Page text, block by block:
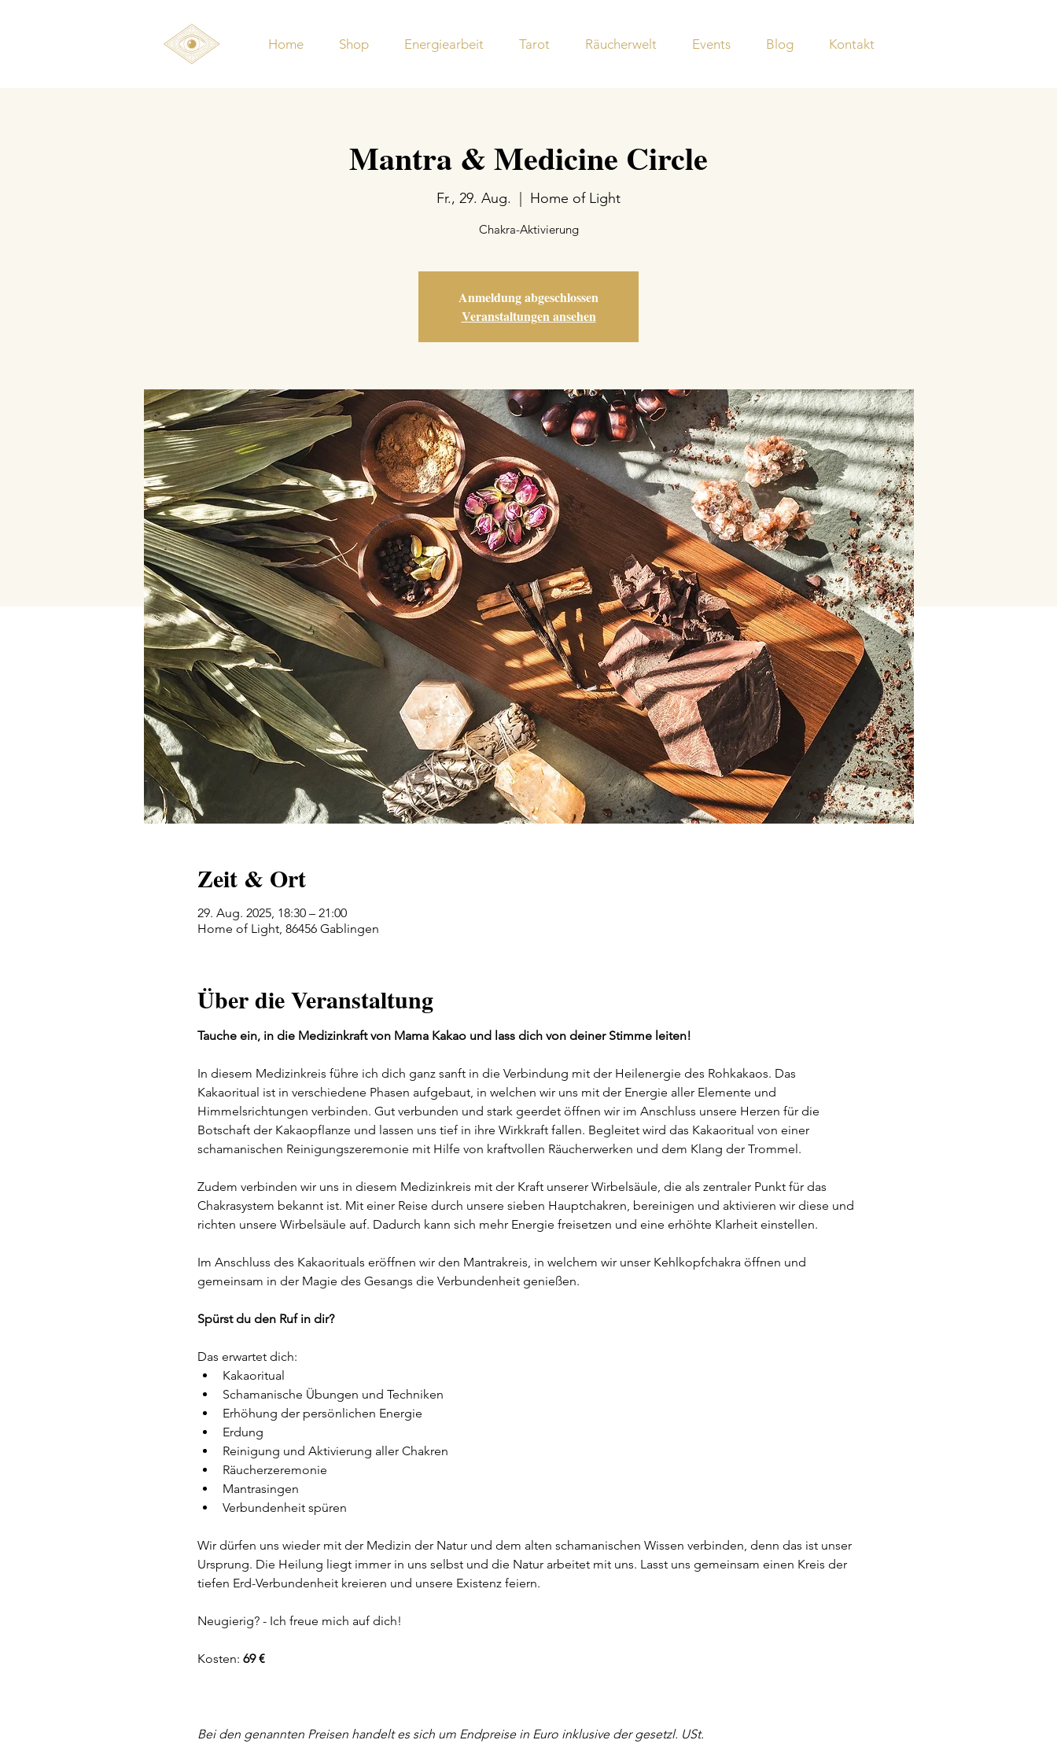
Home Shop Energiearbeit Tarot Räucherwelt Events Blog Kontakt
Mantra & Medicine Circle
Fr., 29. Aug. Home of Light
Chakra-Aktivierung
Anmeldung abgeschlossen
Veranstaltungen ansehen
Zeit & Ort
29. Aug. 2025, 18:30 – 21:00
Home of Light, 86456 Gablingen
Über die Veranstaltung
Tauche ein, in die Medizinkraft von Mama Kakao und lass dich von deiner Stimme leiten!
In diesem Medizinkreis führe ich dich ganz sanft in die Verbindung mit der Heilenergie des Rohkakaos. Das
Kakaoritual ist in verschiedene Phasen aufgebaut, in welchen wir uns mit der Energie aller Elemente und
Himmelsrichtungen verbinden. Gut verbunden und stark geerdet öffnen wir im Anschluss unsere Herzen für die
Botschaft der Kakaopflanze und lassen uns tief in ihre Wirkkraft fallen. Begleitet wird das Kakaoritual von einer
schamanischen Reinigungszeremonie mit Hilfe von kraftvollen Räucherwerken und dem Klang der Trommel.
Zudem verbinden wir uns in diesem Medizinkreis mit der Kraft unserer Wirbelsäule, die als zentraler Punkt für das
Chakrasystem bekannt ist. Mit einer Reise durch unsere sieben Hauptchakren, bereinigen und aktivieren wir diese und
richten unsere Wirbelsäule auf. Dadurch kann sich mehr Energie freisetzen und eine erhöhte Klarheit einstellen.
Im Anschluss des Kakaorituals eröffnen wir den Mantrakreis, in welchem wir unser Kehlkopfchakra öffnen und
gemeinsam in der Magie des Gesangs die Verbundenheit genießen.
Spürst du den Ruf in dir?
Das erwartet dich:
Kakaoritual
Schamanische Übungen und Techniken
Erhöhung der persönlichen Energie
Erdung
Reinigung und Aktivierung aller Chakren
Räucherzeremonie
Mantrasingen
Verbundenheit spüren
Wir dürfen uns wieder mit der Medizin der Natur und dem alten schamanischen Wissen verbinden, denn das ist unser
Ursprung. Die Heilung liegt immer in uns selbst und die Natur arbeitet mit uns. Lasst uns gemeinsam einen Kreis der
tiefen Erd-Verbundenheit kreieren und unsere Existenz feiern.
Neugierig? - Ich freue mich auf dich!
Kosten: 69 €
Bei den genannten Preisen handelt es sich um Endpreise in Euro inklusive der gesetzl. USt.